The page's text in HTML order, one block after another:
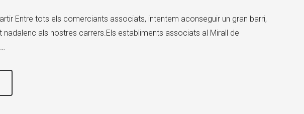
Entre tots els comerciants associats, intentem aconseguir un gran barri,
nadalenc als nostres carrers.Els establiments associats al Mirall de